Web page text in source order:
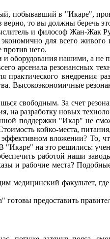
побывавший в "Икаре",
верно, то вы должны беречь
и философ Жан-Жак
экономично для всего
против него.
и оборудования нашими, а не
арсенала резонансных
практического внедрения
Высокоэкономичные
свободным. За счет
на разработку новых
поддержки "Икар" не
койко-места,
эффективном вложении? То,
"Икаре" на это решились:
работой наши
и рабочие места?
медицинский факультет,
готовы предоставить